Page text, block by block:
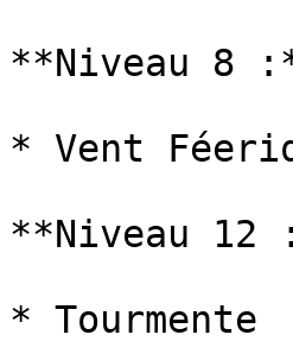
**Niveau 8
* Vent
**Niveau 12
* Tourmente